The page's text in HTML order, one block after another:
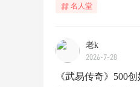
名人堂
老k
2026-7-28
《武易传奇》500